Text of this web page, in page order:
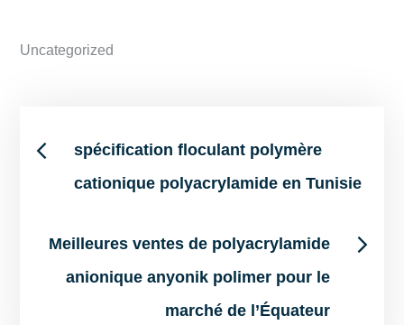
Uncategorized
Post
navigation
spécification floculant polymère
cationique polyacrylamide en Tunisie
Meilleures ventes de polyacrylamide
anionique anyonik polimer pour le
marché de l’Équateur